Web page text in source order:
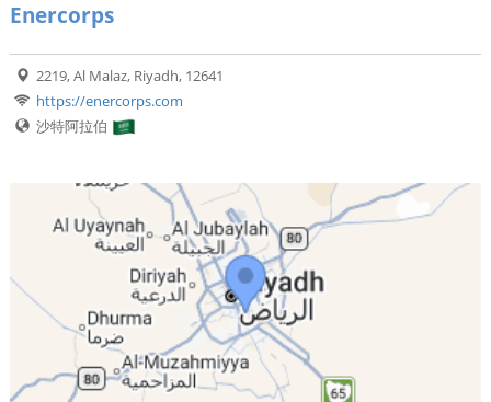
Enercorps
2219, Al Malaz, Riyadh, 12641
https://enercorps.com
沙特阿拉伯